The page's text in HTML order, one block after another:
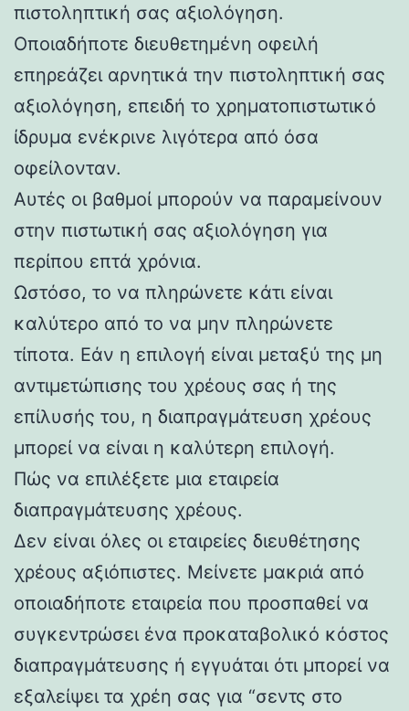
πιστοληπτική σας αξιολόγηση.
Οποιαδήποτε διευθετημένη οφειλή
επηρεάζει αρνητικά την πιστοληπτική σας
αξιολόγηση, επειδή το χρηματοπιστωτικό
ίδρυμα ενέκρινε λιγότερα από όσα
οφείλονταν.
Αυτές οι βαθμοί μπορούν να παραμείνουν
στην πιστωτική σας αξιολόγηση για
περίπου επτά χρόνια.
Ωστόσο, το να πληρώνετε κάτι είναι
καλύτερο από το να μην πληρώνετε
τίποτα. Εάν η επιλογή είναι μεταξύ της μη
αντιμετώπισης του χρέους σας ή της
επίλυσής του, η διαπραγμάτευση χρέους
μπορεί να είναι η καλύτερη επιλογή.
Πώς να επιλέξετε μια εταιρεία
διαπραγμάτευσης χρέους.
Δεν είναι όλες οι εταιρείες διευθέτησης
χρέους αξιόπιστες. Μείνετε μακριά από
οποιαδήποτε εταιρεία που προσπαθεί να
συγκεντρώσει ένα προκαταβολικό κόστος
διαπραγμάτευσης ή εγγυάται ότι μπορεί να
εξαλείψει τα χρέη σας για “σεντς στο